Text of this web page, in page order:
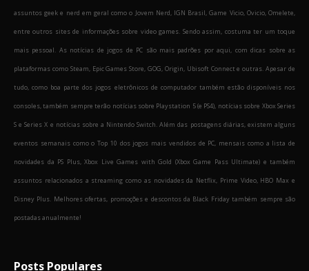
assuntos geek e nerd em geral como o Jovem Nerd, IGN Brasil, Game Vicio, Ovicio, Omelete,
entre outros sites de informações sobre video games. Sendo assim, costuma ter um toque
mais pessoal. As notícias de jogos de PC são mais padrões por aqui, com dicas sobre as
plataformas como Steam, Epic Games Store, GOG, Origin, Ubisoft Connect e outras. Apesar de
tudo, como boa parte dos jogos eletrônicos de computador também estão disponíveis nos
consoles, também sempre terão notícias sobre Playstation 5 (e PS4), notícias sobre Xbox Series
S e Series X e notícias sobre a Nintendo Switch. Além das postagens diárias, existem alguns
eventos semanais como o Top 10 dos jogos mais vendidos de PC, mensais como a lista de
novidades da PS Plus, Xbox Live Games with Gold (Xbox Game Pass Ultimate) e também
assuntos relacionados a streaming como as novidades da Netflix, Prime Video, HBO Max e
Disney Plus. Melhores ofertas, promoções e descontos da Black Friday também sempre são
postadas anualmente!
Posts Populares